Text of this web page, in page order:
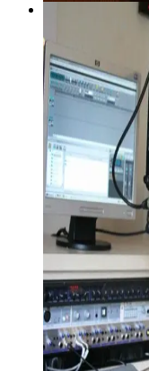
20 novembre 2006
Les infos par
Lire la suite